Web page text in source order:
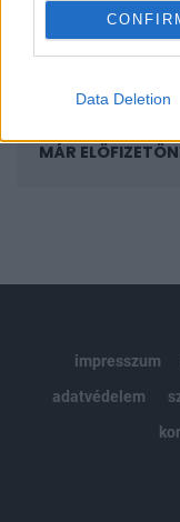
Data Deletion
kötéslistái
MÁR
impresszum
adatvédelem